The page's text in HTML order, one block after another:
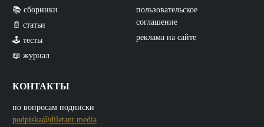
📚 сборники
📄 статьи
🕹️ тесты
📖 журнал
КОНТАКТЫ
по вопросам подписки
podpiska@diletant.media
пользовательское
соглашение
реклама на сайте